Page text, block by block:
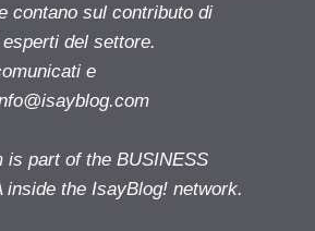
contano sul contributo di
del settore.
e
is part of the BUSINESS
inside the IsayBlog! network.